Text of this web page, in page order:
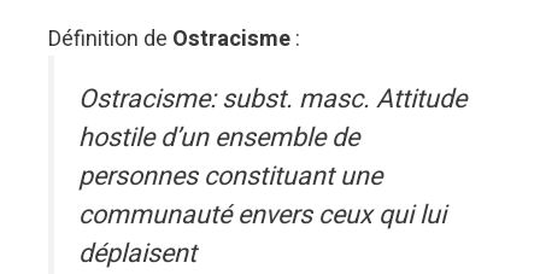
Définition de Ostracisme:
Ostracisme: subst. masc. Attitude
hostile d’un ensemble de
personnes constituant une
communauté envers ceux qui lui
déplaisent